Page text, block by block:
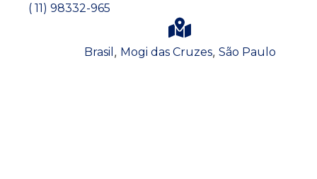
( 11) 98332-965
Brasil , Mogi das Cruzes, São Paulo